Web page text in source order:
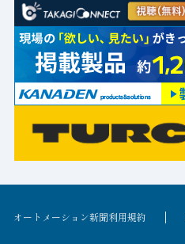
オートメーション新聞利用規約